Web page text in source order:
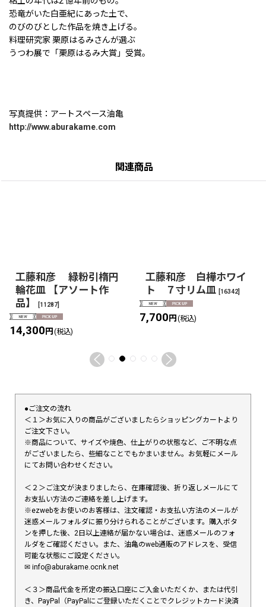
恐竜がいた白亜紀にあった土で、
のびのびとした作品を焼き上げる。
料理研究家 栗原はるみさんが選ぶ
うつわ展で「栗原はるみ大賞」受賞。
写真提供：アートスペース油亀
http://www.aburakame.com
関連商品
工藤和彦 緑粉引楕円
輪花皿 【アソート作
品】
[11287]
14,300円 (税込)
工藤和彦 白樺ホワイ
ト ７寸リム皿 [16342]
7,700円 (税込)
●ご注文の流れ
＜１＞お気に入りの商品がございましたらショッピングカートより
ご注文下さい。
※商品について、サイズや焼色、仕上がりの状態など、ご不明な点
がございましたら、些細なことでもかまいません。お気軽にメール
にてお問い合わせください。
＜２＞ご注文が決まりましたら、在庫確認後、折り返しメールにて
お支払い方法のご連絡を差し上げます。
※ezwebをお使いのお客様は、注文確認・お支払い方法のメールが
迷惑メールフォルダに振り分けられることがございます。購入ボタ
ンを押した後、2日以上連絡が届かない場合は、迷惑メールのフォ
ルダをご確認ください。また、油亀のweb通販のアドレスを、受信
可能な状態にご設定ください。
✉︎ info@aburakame.ocnk.net
＜３＞商品代金を所定の振込口座にご入金いただくか、または代引
き、PayPal（PayPalにご登録いただくことでクレジットカード決済